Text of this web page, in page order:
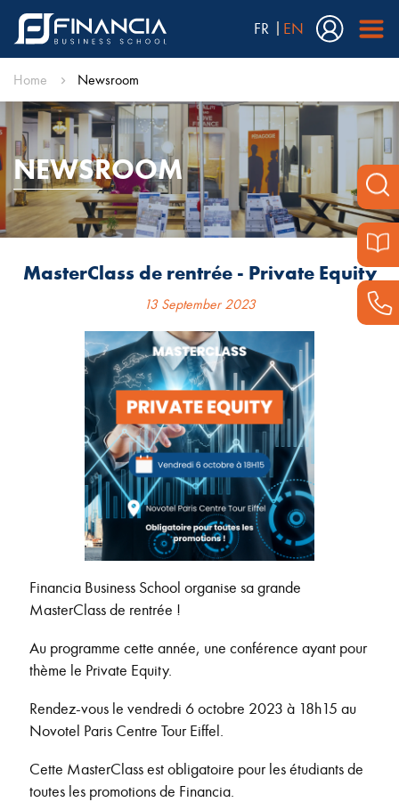
FR EN
Home Newsroom
NEWSROOM
MasterClass de rentrée - Private Equity
13 September 2023
Financia Business School organise sa grande
MasterClass de rentrée !
Au programme cette année, une conférence ayant pour
thème le Private Equity.
Rendez-vous le vendredi 6 octobre 2023 à 18h15 au
Novotel Paris Centre Tour Eiffel.
Cette MasterClass est obligatoire pour les étudiants de
toutes les promotions de Financia.